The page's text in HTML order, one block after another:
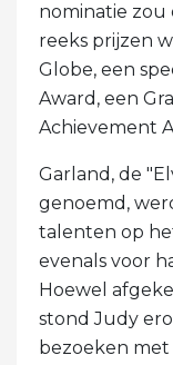
nominatie zou
reeks prijzen
Globe, een
Award, een
Achievement
Garland, de
genoemd,
talenten op
evenals voor
Hoewel
stond Judy
bezoeken